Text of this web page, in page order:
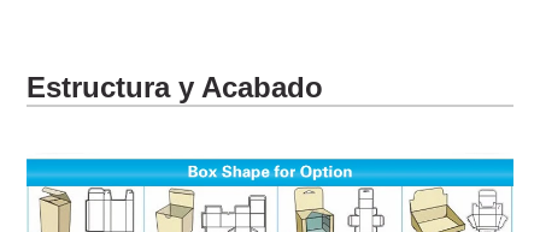
Estructura y Acabado